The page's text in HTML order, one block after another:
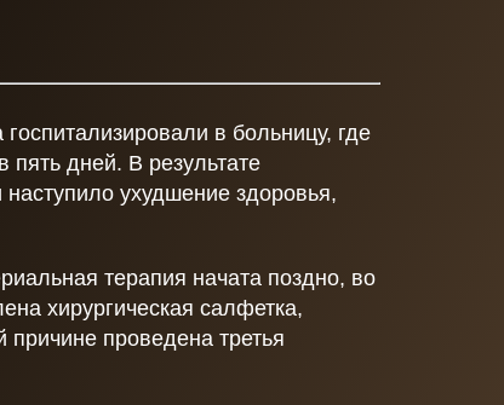
в больницу, где
дней. В результате
ухудшение здоровья,
терапия начата поздно, во
хирургическая салфетка,
причине проведена третья